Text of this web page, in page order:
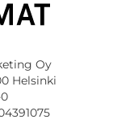
Oy
Helsinki